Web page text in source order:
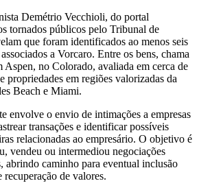
Demétrio Vecchioli, do portal
tornados públicos pelo Tribunal de
que foram identificados ao menos seis
a Vorcaro. Entre os bens, chama
Aspen, no Colorado, avaliada em cerca de
propriedades em regiões valorizadas da
Beach e Miami.
envolve o envio de intimações a empresas
transações e identificar possíveis
relacionadas ao empresário. O objetivo é
vendeu ou intermediou negociações
abrindo caminho para eventual inclusão
recuperação de valores.